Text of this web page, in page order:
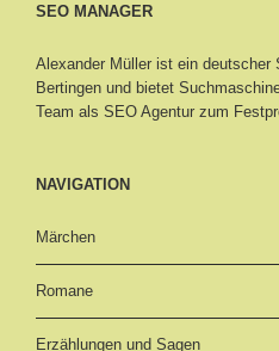
SEO MANAGER
Alexander Müller ist ein deutscher
Bertingen und bietet
Team als SEO Agentur zum
NAVIGATION
Märchen
Romane
Erzählungen und Sagen